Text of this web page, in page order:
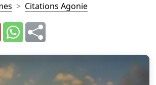
Citations Agonie